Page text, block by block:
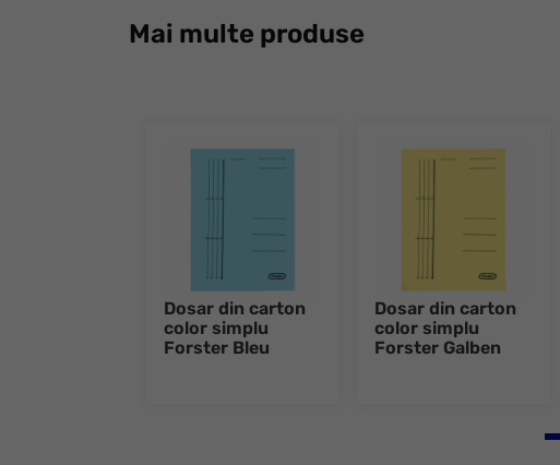
Mai multe produse
Dosar din carton
color simplu
Forster Bleu
Dosar din carton
color simplu
Forster Galben